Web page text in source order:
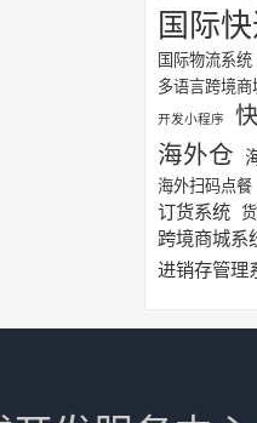
国际
国际物流系统
多语言跨境商
开发小程序
海外仓
海外扫码点餐
订货系统
跨境商城系
进销存管理